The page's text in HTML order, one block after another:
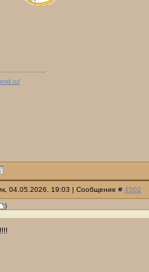
04.05.2026, 19:03 | Сообщение # 4502
)